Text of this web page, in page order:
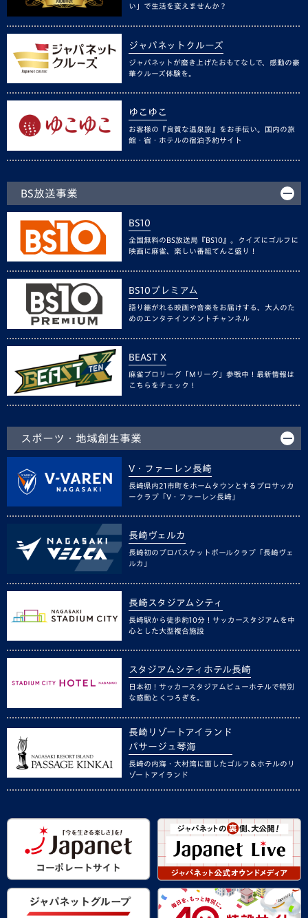
い」で生活を変えませんか？
ジャパネットクルーズ
ジャパネットが磨き上げたおもてなしで、感動の豪
華クルーズ体験を。
ゆこゆこ
お客様の『良質な温泉旅』をお手伝い。国内の旅
館・宿・ホテルの宿泊予約サイト
BS放送事業
BS10
全国無料のBS放送局『BS10』。クイズにゴルフに
映画に麻雀、楽しい番組てんこ盛り！
BS10プレミアム
語り継がれる映画や音楽をお届けする、大人のた
めのエンタテインメントチャンネル
BEAST X
麻雀プロリーグ「Mリーグ」参戦中！最新情報は
こちらをチェック！
スポーツ・地域創生事業
V・ファーレン長崎
長崎県内21市町をホームタウンとするプロサッカ
ークラブ「V・ファーレン長崎」
長崎ヴェルカ
長崎初のプロバスケットボールクラブ「長崎ヴェ
ルカ」
長崎スタジアムシティ
長崎駅から徒歩約10分！サッカースタジアムを中
心とした大型複合施設
スタジアムシティホテル長崎
日本初！サッカースタジアムビューホテルで特別
な感動とくつろぎを。
長崎リゾートアイランド
パサージュ琴海
長崎の内海・大村湾に面したゴルフ＆ホテルのリ
ゾートアイランド